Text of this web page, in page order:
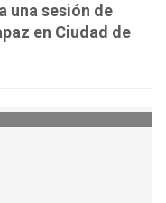
una sesión de
en Ciudad de